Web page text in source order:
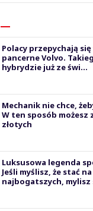
Polacy przepychają
pancerne Volvo.
hybrydzie już ze świ...
Mechanik nie chce,
W ten sposób możesz
złotych
Luksusowa legenda
Jeśli myślisz, że stać
najbogatszych, mylisz